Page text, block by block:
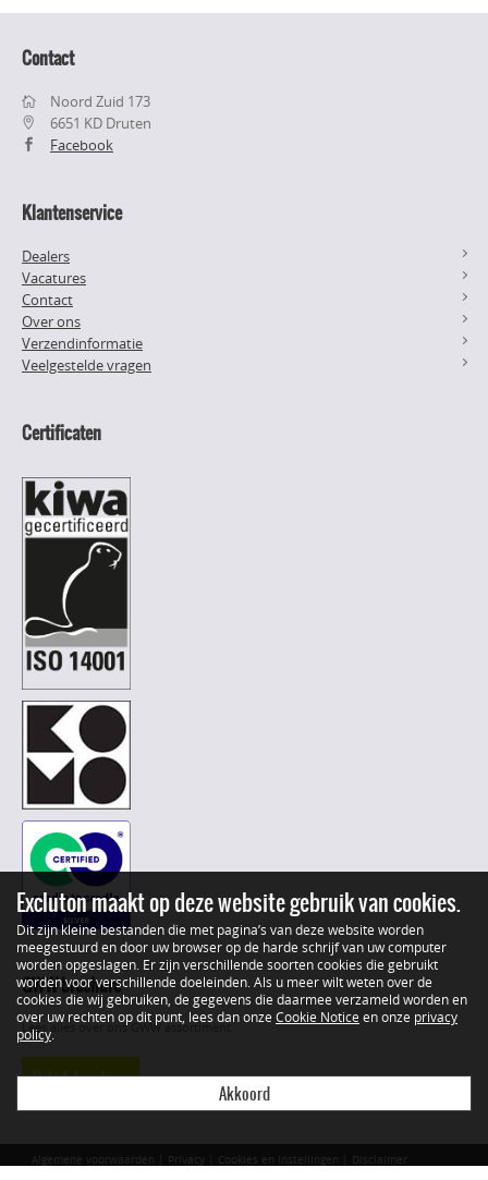
Contact
Noord Zuid 173
6651 KD Druten
Facebook
Klantenservice
Dealers
Vacatures
Contact
Over ons
Verzendinformatie
Veelgestelde vragen
Certificaten
GWW brochure
Lees alles over ons GWW assortiment
Bekijk brochure
Algemene voorwaarden Privacy Cookies en instellingen Disclaimer
Excluton maakt op deze website gebruik van cookies.
Dit zijn kleine bestanden die met pagina’s van deze website worden
meegestuurd en door uw browser op de harde schrijf van uw computer
worden opgeslagen. Er zijn verschillende soorten cookies die gebruikt
worden voor verschillende doeleinden. Als u meer wilt weten over de
cookies die wij gebruiken, de gegevens die daarmee verzameld worden en
over uw rechten op dit punt, lees dan onze Cookie Notice en onze privacy
policy
Akkoord